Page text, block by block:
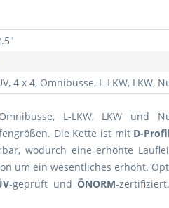
4 x 4, Omnibusse, L-LKW, LKW,
L-LKW, LKW und
Die Kette ist mit D-
wodurch eine erhöhte
um ein wesentliches erhöht.
-geprüft undÖNORM-